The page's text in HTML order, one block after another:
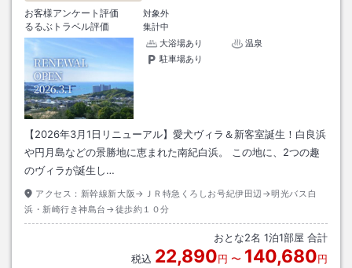
お客様アンケート評価
対象外
るるぶトラベル評価
集計中
大浴場あり
温泉
駐車場あり
【2026年3月1日リニューアル】愛犬ヴィラ＆新客室誕生！白良浜
や円月島などの景勝地に恵まれた南紀白浜。 この地に、2つの趣
のヴィラが誕生し…
アクセス： 新幹線新大阪→ＪＲ特急くろしお号紀伊田辺→明光バス白
浜・新崎行き神島台→徒歩約１０分
おとな2名 1泊1部屋 合計
税込 22,890円 〜 140,680円